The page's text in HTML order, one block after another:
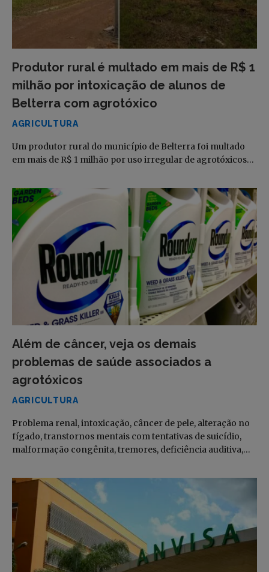
Produtor rural é multado em mais de R$ 1
milhão por intoxicação de alunos de
Belterra com agrotóxico
AGRICULTURA
Um produtor rural do município de Belterra foi multado
em mais de R$ 1 milhão por uso irregular de agrotóxicos…
Além de câncer, veja os demais
problemas de saúde associados a
agrotóxicos
AGRICULTURA
Problema renal, intoxicação, câncer de pele, alteração no
fígado, transtornos mentais com tentativas de suicídio,
malformação congênita, tremores, deficiência auditiva,…